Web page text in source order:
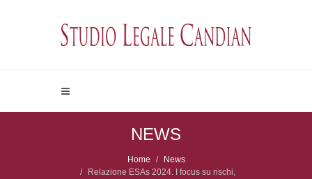
NEWS
Home
News
Relazione ESAs 2024. I focus su rischi,